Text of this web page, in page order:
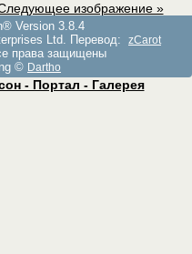
изображение »
Version 3.8.4
Ltd. Перевод:
zCarot
права защищены
© Dartho
- Портал - Галерея